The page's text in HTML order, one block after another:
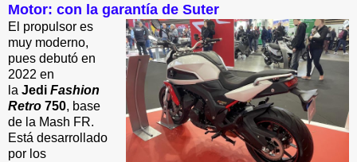
Motor: con la garantía de Suter
El propulsor es
muy moderno,
pues debutó en
2022 en
la Jedi Fashion
Retro 750, base
de la Mash FR.
Está desarrollado
por los